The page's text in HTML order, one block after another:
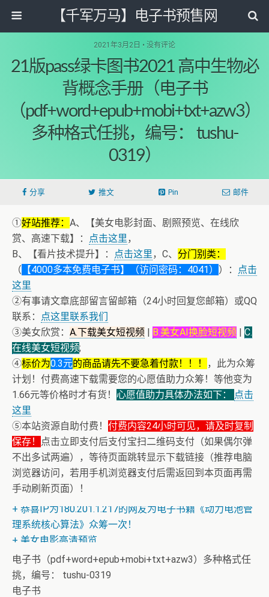
【千军万马】电子书预售网
2021年3月2日 • 没有评论
21版pass绿卡图书2021 高中生物必
背概念手册（电子书
（pdf+word+epub+mobi+txt+azw3）
多种格式任挑，编号： tushu-
0319）
分享 推文 Pin 邮件
①好站推荐： A、【美女电影封面、剧照预览、在线欣
赏、高速下载】：
点击这里，
B、【看片技术提升】：
点击这里，C、 分门别类：
（ 【4000多本免费电子书】（访问密码：4041） ）：
点击
这里
②有事请文章底部留言留邮箱（24小时回复您邮箱）或QQ
联系：
点这里联系我们
③美女欣赏： A.下载美女短视频 | B.美女AI换脸短视频 | C.
在线美女短视频;
④标价为0.3元的商品请先不要急着付款！！！
，此为众筹
计划！付费高速下载需要您的心愿值助力众筹！等他变为
1.66元等价格时才有货！ 心愿值助力具体办法如下：
点击
这里
⑤本站资源自助付费！ 付费内容24小时可见，请及时复制
保存！
点击立即支付后支付宝扫二维码支付（如果偶尔弹
不出多试两遍），等待页面跳转显示下载链接（推荐电脑
浏览器访问，若用手机浏览器支付后需返回到本页面再需
手动刷新页面）！
+ 随机跳舞小姐姐（单击视频或点击随机播放、换个视频
开始欣赏）
+ 恭喜IP为180.201.1.217的网友为电子书籍《动力电池管
理系统核心算法》众筹一次！
+ 美女电影高清预览
电子书（pdf+word+epub+mobi+txt+azw3）多种格式任
挑，编号： tushu-0319
电子书